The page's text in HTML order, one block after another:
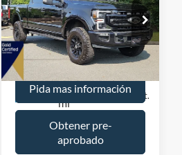
250Tremor
Baja de precio
VIN:
1FT7W2BN8MED86581
Valores:US12815Modelo:W2B
Available
73,725
mi
Ext. Int.
Total Price:
$54,698
All American Discount:
-$5,699
Internet Price
$48,999
Pida mas información
Obtener pre-
aprobado